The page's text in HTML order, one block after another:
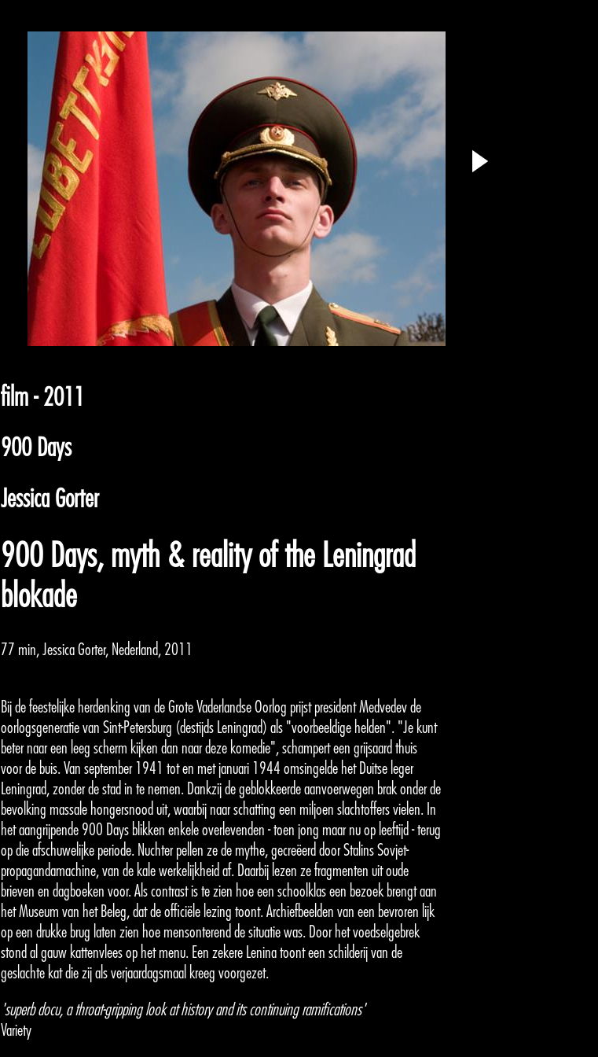
film - 2011
900 Days
Jessica Gorter
900 Days, myth & reality of the Leningrad
blokade
77 min, Jessica Gorter, Nederland, 2011
Bij de feestelijke herdenking van de Grote Vaderlandse Oorlog prijst president Medvedev de
oorlogsgeneratie van Sint-Petersburg (destijds Leningrad) als "voorbeeldige helden". "Je kunt
beter naar een leeg scherm kijken dan naar deze komedie", schampert een grijsaard thuis
voor de buis. Van september 1941 tot en met januari 1944 omsingelde het Duitse leger
Leningrad, zonder de stad in te nemen. Dankzij de geblokkeerde aanvoerwegen brak onder de
bevolking massale hongersnood uit, waarbij naar schatting een miljoen slachtoffers vielen. In
het aangrijpende 900 Days blikken enkele overlevenden - toen jong maar nu op leeftijd - terug
op die afschuwelijke periode. Nuchter pellen ze de mythe, gecreëerd door Stalins Sovjet-
propagandamachine, van de kale werkelijkheid af. Daarbij lezen ze fragmenten uit oude
brieven en dagboeken voor. Als contrast is te zien hoe een schoolklas een bezoek brengt aan
het Museum van het Beleg, dat de officiële lezing toont. Archiefbeelden van een bevroren lijk
op een drukke brug laten zien hoe mensonterend de situatie was. Door het voedselgebrek
stond al gauw kattenvlees op het menu. Een zekere Lenina toont een schilderij van de
geslachte kat die zij als verjaardagsmaal kreeg voorgezet.
'superb docu, a throat-gripping look at history and its continuing ramifications'
Variety